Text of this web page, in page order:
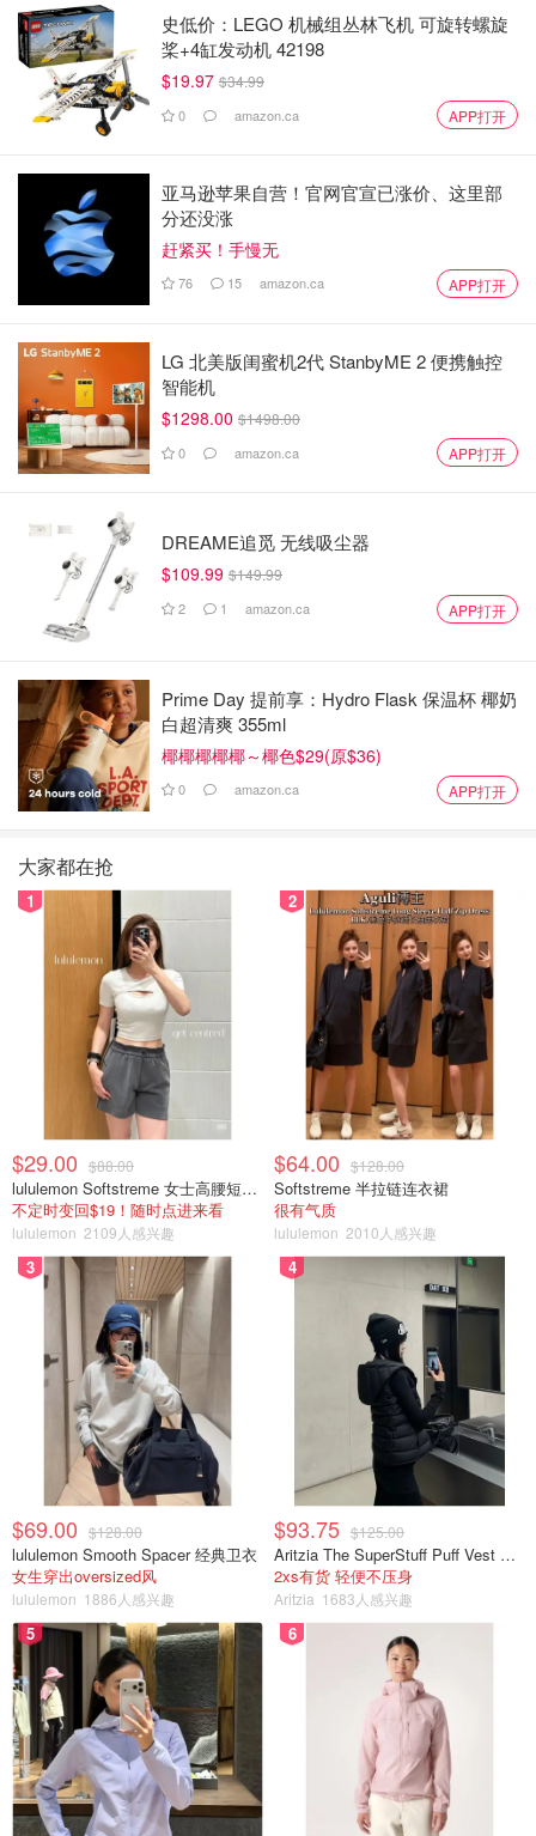
史低价：LEGO 机械组丛林飞机 可旋转螺旋
桨+4缸发动机 42198
$19.97 $34.99
0 amazon.ca APP打开
亚马逊苹果自营！官网官宣已涨价、这里部
分还没涨
赶紧买！手慢无
76 15 amazon.ca APP打开
LG 北美版闺蜜机2代 StanbyME 2 便携触控
智能机
$1298.00 $1498.00
0 amazon.ca APP打开
DREAME追觅 无线吸尘器
$109.99 $149.99
2 1 amazon.ca APP打开
Prime Day 提前享：Hydro Flask 保温杯 椰奶
白超清爽 355ml
椰椰椰椰椰～椰色$29(原$36)
0 amazon.ca APP打开
大家都在抢
1
$29.00 $88.00
lululemon Softstreme 女士高腰短裤 10cm
不定时变回$19！随时点进来看
lululemon 2109人感兴趣
2
$64.00 $128.00
Softstreme 半拉链连衣裙
很有气质
lululemon 2010人感兴趣
3
$69.00 $128.00
lululemon Smooth Spacer 经典卫衣
女生穿出oversized风
lululemon 1886人感兴趣
4
$93.75 $125.00
Aritzia The SuperStuff Puff Vest 轻盈亮面马甲
2xs有货 轻便不压身
Aritzia 1683人感兴趣
5 6